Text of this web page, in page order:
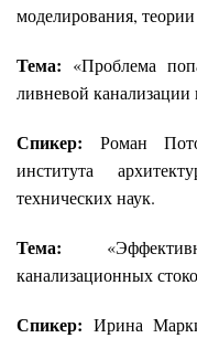
моделирования,
Тема: «Проблема
ливневой канализации
Спикер: Роман
института
технических наук.
Тема:
канализационных
Спикер: Ирина